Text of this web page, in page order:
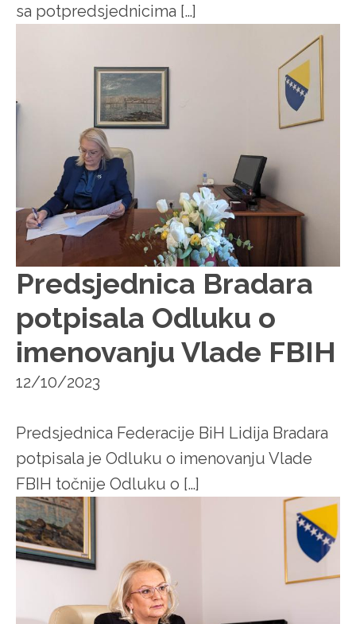
sa potpredsjednicima […]
Predsjednica Bradara
potpisala Odluku o
imenovanju Vlade FBIH
12/10/2023
Predsjednica Federacije BiH Lidija Bradara
potpisala je Odluku o imenovanju Vlade
FBIH točnije Odluku o […]